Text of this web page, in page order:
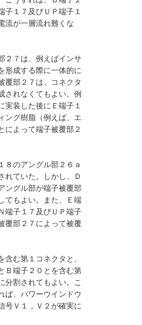
子１７及びＵＰ端子１
流が一層流れ難くな
２７は、例えばインサ
形成する際に一体的に
覆部２７は、コネクタ
されなくてもよい。例
実装した後にＥ端子１
ング樹脂（例えば、エ
によって端子被覆部２
８のアングル部２６ａ
れていた。しかし、Ｄ
ングル部が端子被覆部
てもよい。また、Ｅ端
端子１７及びＵＰ端子
覆部２７によって被覆
含む第１コネクタと、
Ｂ端子２０とを含む第
分割されてもよい。こ
ば、パワーウインドウ
号Ｖ１，Ｖ２が確実に